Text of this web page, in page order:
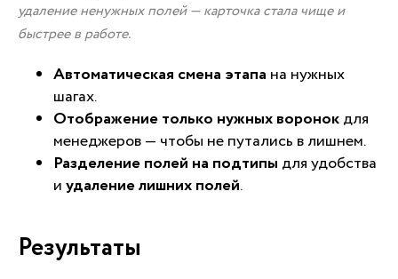
удаление ненужных полей — карточка стала чище и
быстрее в работе.
Автоматическая смена этапа на нужных
шагах.
Отображение только нужных воронокдля
менеджеров — чтобы не путались в лишнем.
Разделение полей на подтипы для удобства
иудаление лишних полей.
Результаты